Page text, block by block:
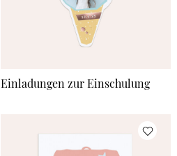
Einladungen zur Einschulung